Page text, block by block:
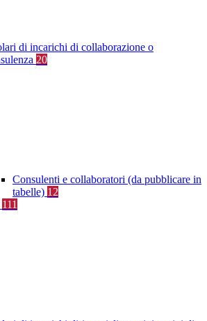
di incarichi di collaborazione o
20
Consulenti e collaboratori (da pubblicare in
tabelle) 12
111